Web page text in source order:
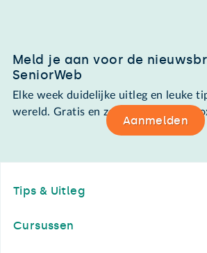
Meld je aan voor de
SeniorWeb
Elke week duidelijke uitleg en leuke
wereld. Gratis en zomaar in de
Aanmelden
Tips & Uitleg
Cursussen